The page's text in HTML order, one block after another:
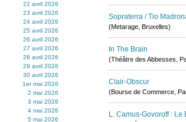
22 avril 2026
23 avril 2026
24 avril 2026
25 avril 2026
26 avril 2026
27 avril 2026
28 avril 2026
29 avril 2026
30 avril 2026
1er mai 2026
2 mai 2026
3 mai 2026
4 mai 2026
5 mai 2026
Sopraterra / Tio
(Metarage, Bruxelles)
In The Brain
(Théâtre des Abbesses,
Clair-Obscur
(Bourse de Commerce,
L. Camus-Govoroff : Le